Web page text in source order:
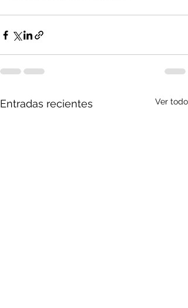
Entradas recientes Ver todo